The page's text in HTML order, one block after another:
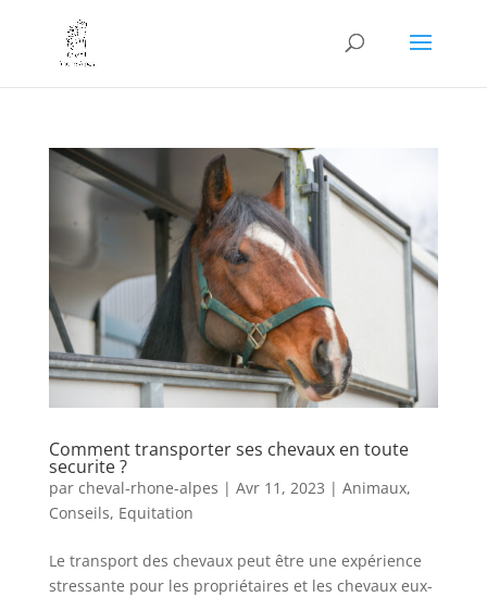
Comment transporter ses chevaux en toute
securite ?
par cheval-rhone-alpes | Avr 11, 2023 | Animaux,
Conseils, Equitation
Le transport des chevaux peut être une expérience
stressante pour les propriétaires et les chevaux eux-